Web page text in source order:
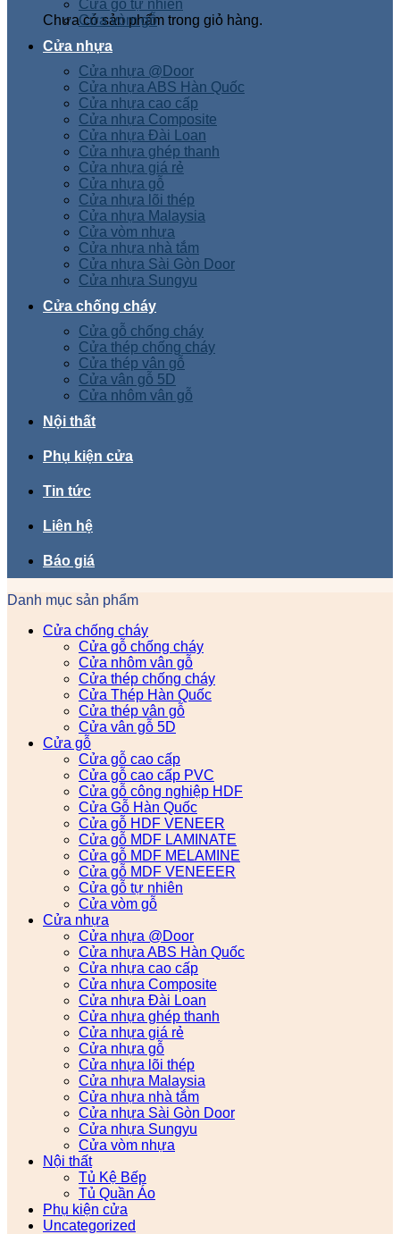
Chưa có sản phẩm trong giỏ hàng.
Cửa gỗ tự nhiên
Cửa vòm gỗ
Cửa nhựa
Cửa nhựa @Door
Cửa nhựa ABS Hàn Quốc
Cửa nhựa cao cấp
Cửa nhựa Composite
Cửa nhựa Đài Loan
Cửa nhựa ghép thanh
Cửa nhựa giá rẻ
Cửa nhựa gỗ
Cửa nhựa lõi thép
Cửa nhựa Malaysia
Cửa vòm nhựa
Cửa nhựa nhà tắm
Cửa nhựa Sài Gòn Door
Cửa nhựa Sungyu
Cửa chống cháy
Cửa gỗ chống cháy
Cửa thép chống cháy
Cửa thép vân gỗ
Cửa vân gỗ 5D
Cửa nhôm vân gỗ
Nội thất
Phụ kiện cửa
Tin tức
Liên hệ
Báo giá
Danh mục sản phẩm
Cửa chống cháy
Cửa gỗ chống cháy
Cửa nhôm vân gỗ
Cửa thép chống cháy
Cửa Thép Hàn Quốc
Cửa thép vân gỗ
Cửa vân gỗ 5D
Cửa gỗ
Cửa gỗ cao cấp
Cửa gỗ cao cấp PVC
Cửa gỗ công nghiệp HDF
Cửa Gỗ Hàn Quốc
Cửa gỗ HDF VENEER
Cửa gỗ MDF LAMINATE
Cửa gỗ MDF MELAMINE
Cửa gỗ MDF VENEEER
Cửa gỗ tự nhiên
Cửa vòm gỗ
Cửa nhựa
Cửa nhựa @Door
Cửa nhựa ABS Hàn Quốc
Cửa nhựa cao cấp
Cửa nhựa Composite
Cửa nhựa Đài Loan
Cửa nhựa ghép thanh
Cửa nhựa giá rẻ
Cửa nhựa gỗ
Cửa nhựa lõi thép
Cửa nhựa Malaysia
Cửa nhựa nhà tắm
Cửa nhựa Sài Gòn Door
Cửa nhựa Sungyu
Cửa vòm nhựa
Nội thất
Tủ Kệ Bếp
Tủ Quần Áo
Phụ kiện cửa
Uncategorized